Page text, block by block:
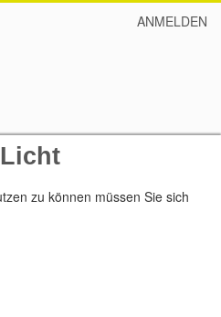
ANMELDEN
zu können müssen Sie sich